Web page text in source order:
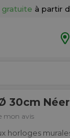
gratuite à partir
50 magasins
30cm
mon avis
horloges